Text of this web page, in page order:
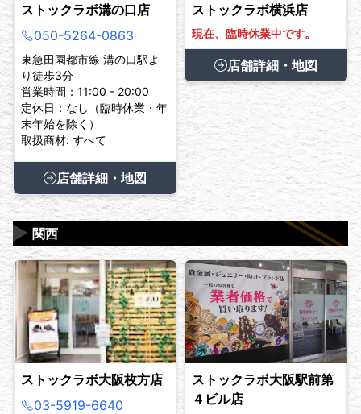
ストックラボ溝の口店
050-5264-0863
東急田園都市線 溝の口駅よ
り徒歩3分
営業時間：11:00 - 20:00
定休日：なし（臨時休業・年
末年始を除く）
取扱商材: すべて
店舗詳細・地図
ストックラボ横浜店
現在、臨時休業中です。
店舗詳細・地図
関西
▶
ストックラボ大阪枚方店
03-5919-6640
ストックラボ大阪駅前第
４ビル店